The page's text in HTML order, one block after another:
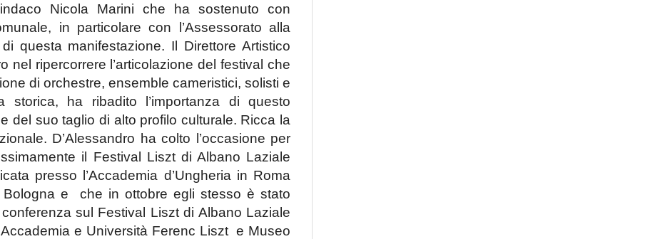
Nicola Marini che ha sostenuto con
in particolare con l’Assessorato alla
questa manifestazione. Il Direttore Artistico
nel ripercorrere l’articolazione del festival che
di orchestre, ensemble cameristici, solisti e
storica, ha ribadito l’importanza di questo
del suo taglio di alto profilo culturale. Ricca la
D’Alessandro ha colto l’occasione per
amente il Festival Liszt di Albano Laziale
presso l’Accademia d’Ungheria in Roma
e che in ottobre egli stesso è stato
sul Festival Liszt di Albano Laziale
e Università Ferenc Liszt e Museo